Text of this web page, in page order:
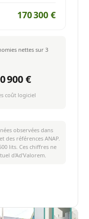
170 300 €
nettes sur 3
900 €
coût logiciel
observées dans
des références ANAP.
lits. Ces chiffres ne
d'Ad'Valorem.